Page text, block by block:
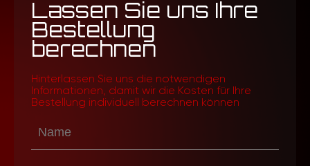
Lassen Sie uns Ihre
Bestellung
berechnen
Hinterlassen Sie uns die notwendigen
Informationen, damit wir die Kosten für Ihre
Bestellung individuell berechnen können